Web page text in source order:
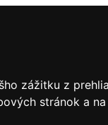
zážitku z
stránok a